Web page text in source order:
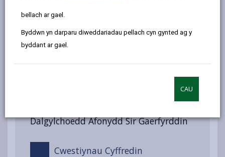
bellach ar gael.
Byddwn yn darparu diweddariadau pellach cyn gynted ag y
byddant ar gael.
CAU
Naturiol Cymru ar Asesiadau
Amonia
Asesiadau Cyflwr Morol (2024)
Dalgylchoedd Afonydd Sir Gaerfyrddin
Cwestiynau Cyffredin